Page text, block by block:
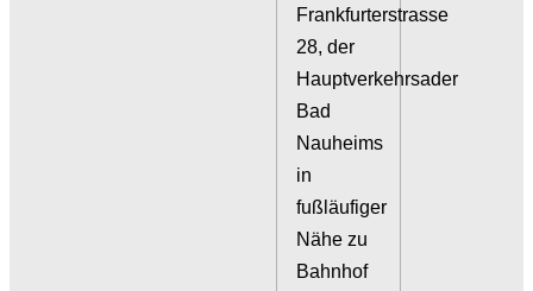
Frankfurterstrasse
28, der
Hauptverkehrsader
Bad
Nauheims
in
fußläufiger
Nähe zu
Bahnhof